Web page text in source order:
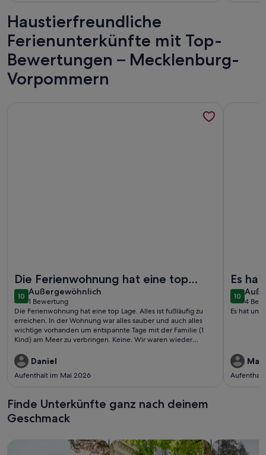
Haustierfreundliche
Ferienunterkünfte mit Top-
Bewertungen – Mecklenburg-
Vorpommern
Die Ferienwohnung hat eine top
Lage. Alles ist fußläufig zu erreichen.
In der Wohnung war alles sa..
1010 von 10
Außergewöhnlich
außergewöhnlich
1 Bewertung
(1
bewertung)
Die Ferienwohnung hat eine top Lage. Alles ist fußläufig zu
erreichen. In der Wohnung war alles sauber und auch alles
wichtige vorhanden um entspannte Tage mit der Familie (1
Kind) am Meer zu verbringen. Keine. Wir waren wieder
Kommen gerne wieder!!! LG aus Weimar
Daniel
Aufenthalt im Mai 2026
Es
1010 von
4
(4
Es hat
Finde Unterkünfte ganz nach deinem
Geschmack
Suche nach FerienhäusernSuche nach Ferienwohnungen oder
Suche nach